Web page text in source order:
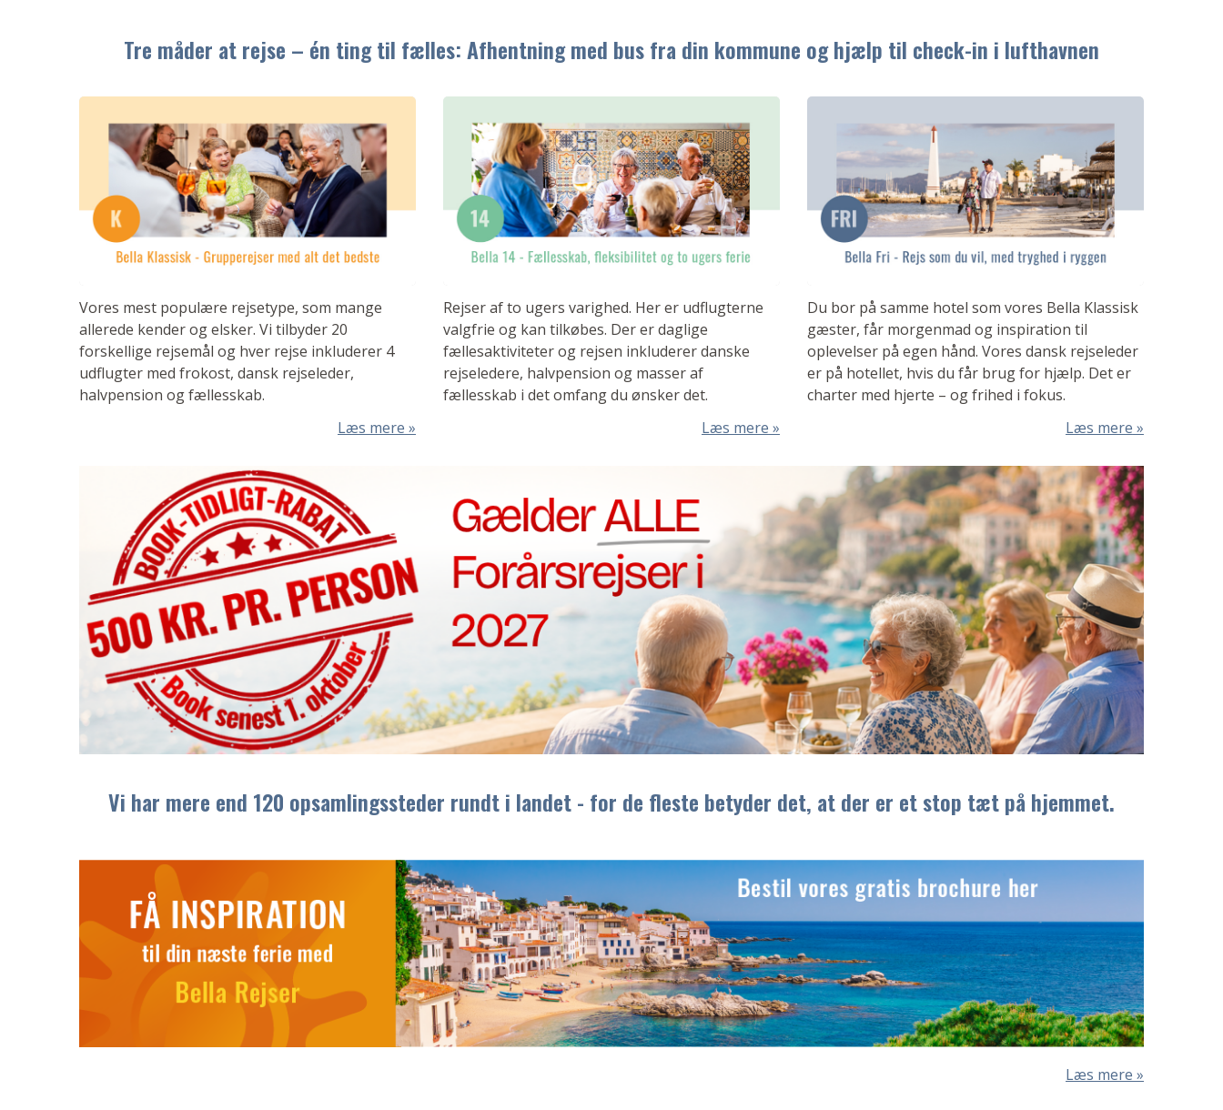
Tre måder at rejse – én ting til fælles: Afhentning med bus fra din kommune og hjælp til check-in i lufthavnen
Vores mest populære rejsetype, som mange
allerede kender og elsker. Vi tilbyder 20
forskellige rejsemål og hver rejse inkluderer 4
udflugter med frokost, dansk rejseleder,
halvpension og fællesskab.
Læs mere
Rejser af to ugers varighed. Her er udflugterne
valgfrie og kan tilkøbes. Der er daglige
fællesaktiviteter og rejsen inkluderer danske
rejseledere, halvpension og masser af
fællesskab i det omfang du ønsker det.
Læs mere
Du bor på samme hotel som vores Bella Klassisk
gæster, får morgenmad og inspiration til
oplevelser på egen hånd. Vores dansk rejseleder
er på hotellet, hvis du får brug for hjælp. Det er
charter med hjerte – og frihed i fokus.
Læs mere
Vi har mere end 120 opsamlingssteder rundt i landet - for de fleste betyder det, at der er et stop tæt på hjemmet.
Læs mere